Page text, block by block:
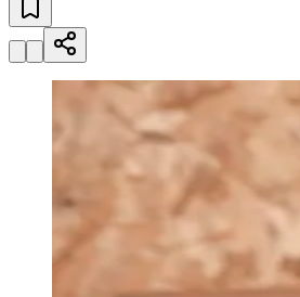
AldeiaAldeia da Serra
Belval
CotiaCruz Preta Engenho Novo
JandiraJardim Audir Jardim
Jardim dos Altos Jardim dos
Jardim Graziela
Jardim Líbano Jardim Maria Cristina
Jardim Paulista
Jardim São Pedro Jardim São Silvestre
Jardim Tupanci Nova Aldeinha
Camargos Parque Imperial Parque Santa
Tamboré Vale do SolVila